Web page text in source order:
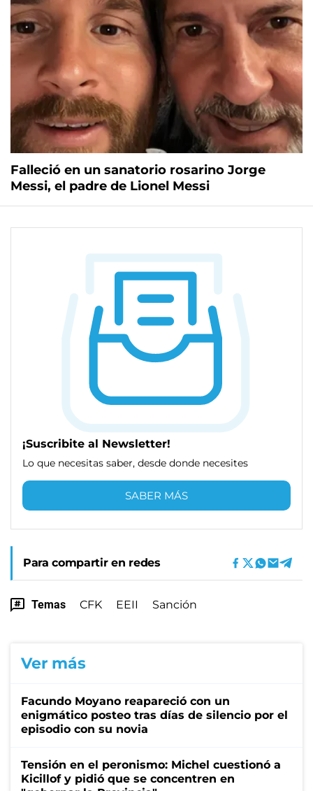
Falleció en un sanatorio rosarino Jorge
Messi, el padre de Lionel Messi
¡Suscribite al Newsletter!
Lo que necesitas saber, desde donde necesites
SABER MÁS
Para compartir en redes
Temas CFK EEII Sanción
Ver más
Facundo Moyano reapareció con un
enigmático posteo tras días de silencio por el
episodio con su novia
Tensión en el peronismo: Michel cuestionó a
Kicillof y pidió que se concentren en